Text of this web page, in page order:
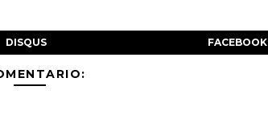
DISQUS FACEBOOK